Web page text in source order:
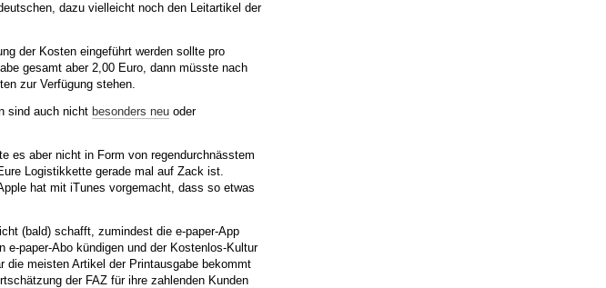
dazu vielleicht noch den Leitartikel der
der Kosten eingeführt werden sollte pro
gesamt aber 2,00 Euro, dann müsste nach
zur Verfügung stehen.
sind auch nicht besonders neu oder
es aber nicht in Form von regendurchnässtem
Logistikkette gerade mal auf Zack ist.
hat mit iTunes vorgemacht, dass so etwas
(bald) schafft, zumindest die e-paper-App
e-paper-Abo kündigen und der Kostenlos-Kultur
meisten Artikel der Printausgabe bekommt
der FAZ für ihre zahlenden Kunden